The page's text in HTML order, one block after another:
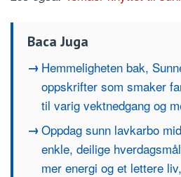
Baca Juga
Hemmeligheten bak,
oppskrifter som smaker
til varig vektnedgang og
Oppdag sunn lavkarbo
enkle, deilige
mer energi og et lettere